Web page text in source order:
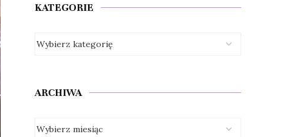
KATEGORIE
ARCHIWA